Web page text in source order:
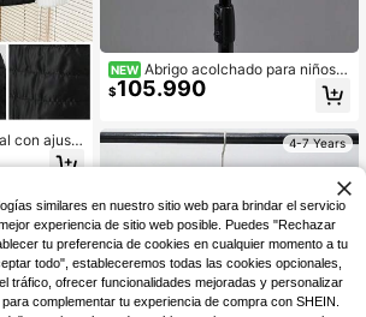
con ajust
par
para l
de prima
NEW Abrigo acolchado para niños p
equeños con estampado de bloque
s de color negro & blanco, con capu
$105.990
4-7 Years
similares en nuestro sitio web para brindar el servicio
experiencia de sitio web posible. Puedes "Rechazar
tu preferencia de cookies en cualquier momento a tu
todo", estableceremos todas las cookies opcionales,
tráfico, ofrecer funcionalidades mejoradas y personalizar
complementar tu experiencia de compra con SHEIN.